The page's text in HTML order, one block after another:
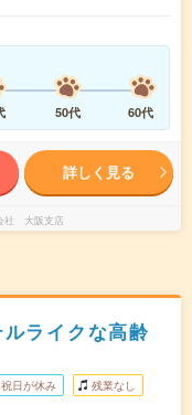
50代 60代
詳しく見る
社 大阪支店
ライクな高齢
祝日が休み 残業なし